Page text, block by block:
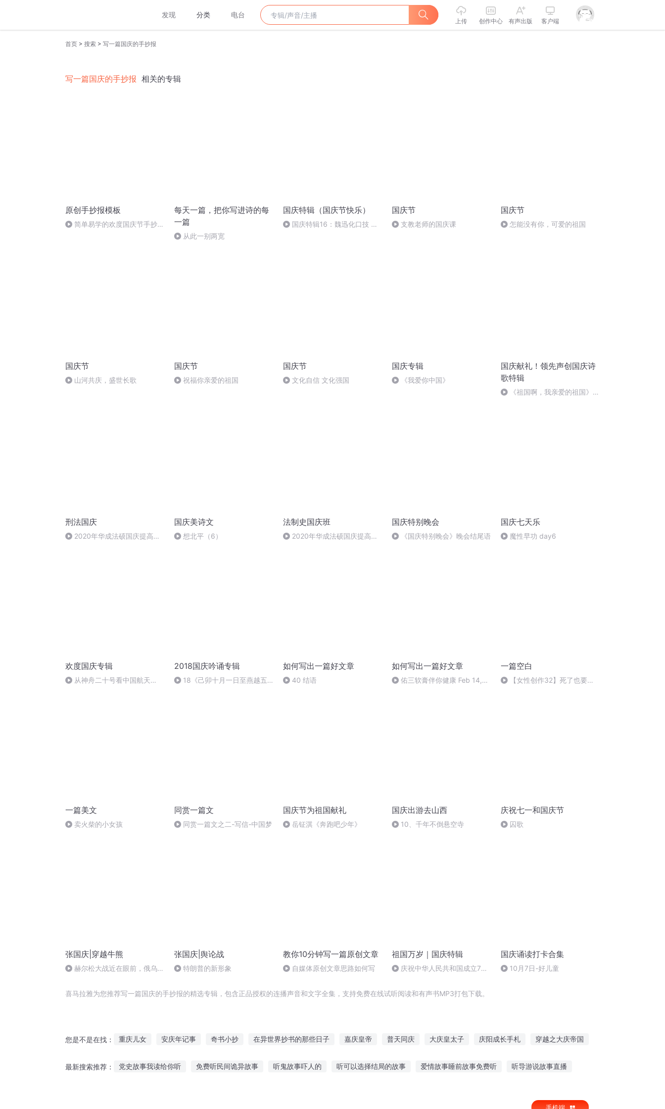
发现 分类 电台
上传 创作中心 有声出版 客户端
首页 > 搜索 > 写一篇国庆的手抄报
写一篇国庆的手抄报 相关的专辑
原创手抄报模板
简单易学的欢度国庆节手抄报
每天一篇，把你写进诗的每
一篇
从此一别两宽
国庆特辑（国庆节快乐）
国庆特辑16：魏迅化口技 二
国庆节
支教老师的国庆课
国庆节
怎能没有你，可爱的祖国
国庆节
山河共庆，盛世长歌
国庆节
祝福你亲爱的祖国
国庆节
文化自信 文化强国
国庆专辑
《我爱你中国》
国庆献礼！领先声创国庆诗
歌特辑
《祖国啊，我亲爱的祖国》温
刑法国庆
2020年华成法硕国庆提高班
国庆美诗文
想北平（6）
法制史国庆班
2020年华成法硕国庆提高班
国庆特别晚会
《国庆特别晚会》晚会结尾语
国庆七天乐
魔性早功 day6
欢度国庆专辑
从神舟二十号看中国航天
2018国庆吟诵专辑
18《己卯十月一日至燕越五
如何写出一篇好文章
40 结语
如何写出一篇好文章
佑三软膏伴你健康 Feb 14,
一篇空白
【女性创作32】死了也要领
一篇美文
卖火柴的小女孩
同赏一篇文
同赏一篇文之二-写信-中国梦
国庆节为祖国献礼
岳钲淇《奔跑吧少年》
国庆出游去山西
10、千年不倒悬空寺
庆祝七一和国庆节
囚歌
张国庆|穿越牛熊
赫尔松大战近在眼前，俄乌冲
张国庆|舆论战
特朗普的新形象
教你10分钟写一篇原创文章
自媒体原创文章思路如何写
祖国万岁｜国庆特辑
庆祝中华人民共和国成立73
国庆诵读打卡合集
10月7日-好儿童
喜马拉雅为您推荐写一篇国庆的手抄报的精选专辑，包含正品授权的连播声音和文字全集，支持免费在线试听阅读和有声书MP3打包下载。
您是不是在找： 重庆儿女 安庆年记事 奇书小抄 在异世界抄书的那些日子 嘉庆皇帝 普天同庆 大庆皇太子 庆阳成长手札 穿越之大庆帝国
最新搜索推荐： 党史故事我读给你听 免费听民间诡异故事 听鬼故事吓人的 听可以选择结局的故事 爱情故事睡前故事免费听 听导游说故事直播